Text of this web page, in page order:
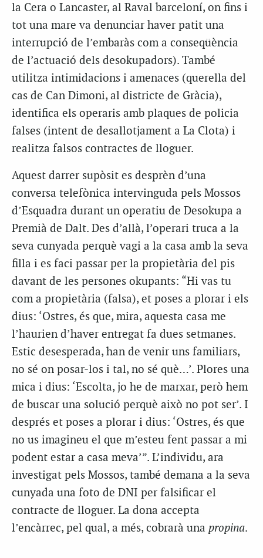
la Cera o Lancaster, al Raval barceloní, on fins i
tot una mare va denunciar haver patit una
interrupció de l’embaràs com a conseqüència
de l’actuació dels desokupadors). També
utilitza intimidacions i amenaces (querella del
cas de Can Dimoni, al districte de Gràcia),
identifica els operaris amb plaques de policia
falses (intent de desallotjament a La Clota) i
realitza falsos contractes de lloguer.
Aquest darrer supòsit es desprèn d’una
conversa telefònica intervinguda pels Mossos
d’Esquadra durant un operatiu de Desokupa a
Premià de Dalt. Des d’allà, l’operari truca a la
seva cunyada perquè vagi a la casa amb la seva
filla i es faci passar per la propietària del pis
davant de les persones okupants: “Hi vas tu
com a propietària (falsa), et poses a plorar i els
dius: ‘Ostres, és que, mira, aquesta casa me
l’haurien d’haver entregat fa dues setmanes.
Estic desesperada, han de venir uns familiars,
no sé on posar-los i tal, no sé què…’. Plores una
mica i dius: ‘Escolta, jo he de marxar, però hem
de buscar una solució perquè això no pot ser’. I
després et poses a plorar i dius: ‘Ostres, és que
no us imagineu el que m’esteu fent passar a mi
podent estar a casa meva’”. L’individu, ara
investigat pels Mossos, també demana a la seva
cunyada una foto de DNI per falsificar el
contracte de lloguer. La dona accepta
l’encàrrec, pel qual, a més, cobrarà una propina.